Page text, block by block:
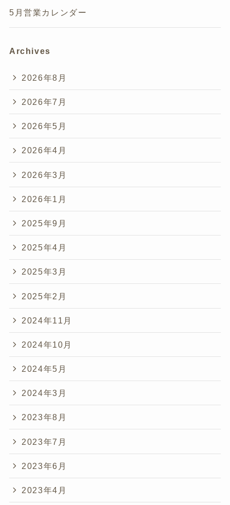
5月営業カレンダー
Archives
2026年8月
2026年7月
2026年5月
2026年4月
2026年3月
2026年1月
2025年9月
2025年4月
2025年3月
2025年2月
2024年11月
2024年10月
2024年5月
2024年3月
2023年8月
2023年7月
2023年6月
2023年4月